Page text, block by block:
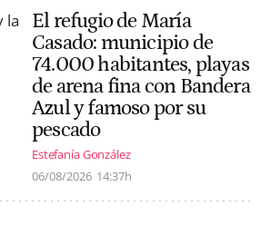
El refugio de María
Casado: municipio de
74.000 habitantes, playas
de arena fina con Bandera
Azul y famoso por su
pescado
Estefanía González
06/08/2026 14:37h